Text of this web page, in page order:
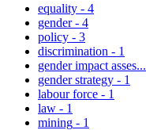
equality - 4
gender - 4
policy - 3
discrimination - 1
gender impact asses...
gender strategy - 1
labour force - 1
law - 1
mining - 1